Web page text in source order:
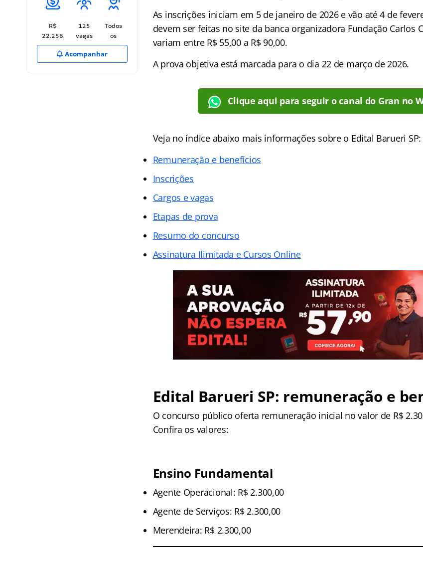
R$
22.258
125
vagas
Todos
os
Acompanhar
As inscrições iniciam em 5 de janeiro de 2026 e vão até 4 de
devem ser feitas no site da banca organizadora Fundação Carlos
variam entre R$ 55,00 a R$ 90,00.
A prova objetiva está marcada para o dia 22 de março de 2026.
Clique aqui para seguir o canal do Gran no
Veja no índiceabaixo mais informações sobre o Edital Barueri SP:
Remuneração e benefícios
Inscrições
Cargos e vagas
Etapas de prova
Resumo do concurso
Assinatura Ilimitada e Cursos Online
Edital Barueri SP: remuneração e
O concurso público oferta remuneração inicial no valor de R$
Confira os valores:
Ensino Fundamental
Agente Operacional: R$ 2.300,00
Agente de Serviços: R$ 2.300,00
Merendeira: R$ 2.300,00